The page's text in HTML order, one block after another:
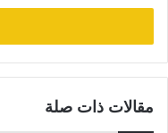
الإلكتروني
مقالات ذات صلة